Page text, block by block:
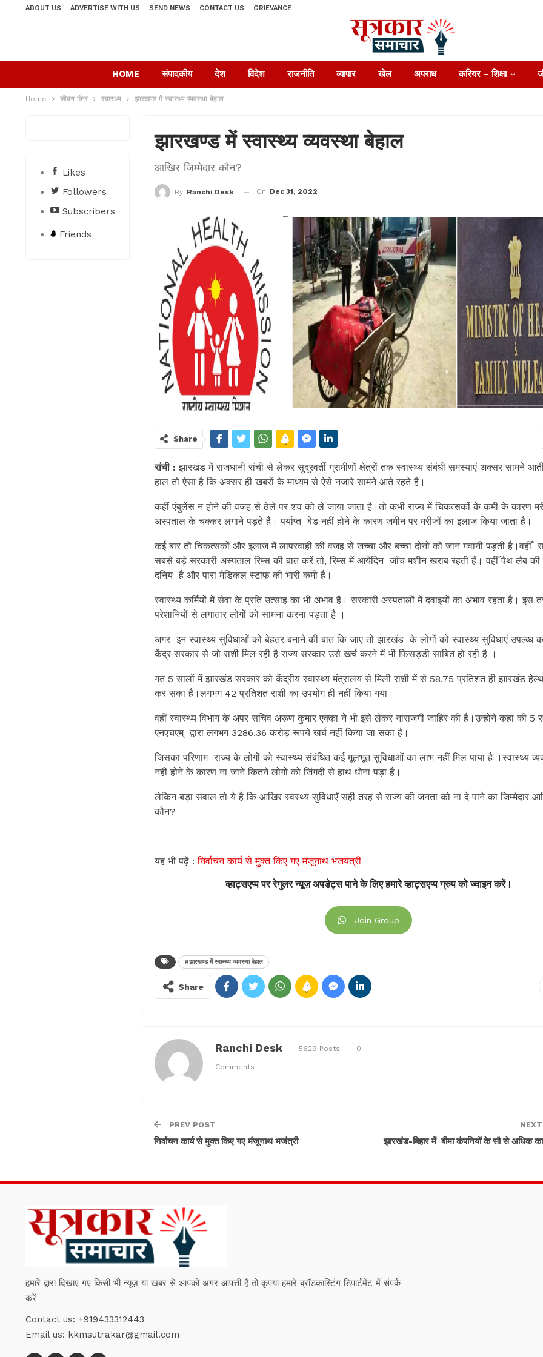
ABOUT US ADVERTISE WITH US SEND NEWS CONTACT US GRIEVANCE
HOME संपादकीय देश विदेश राजनीति व्यापार खेल अपराध करियर – शिक्षा
Home जीवन मंत्र स्वास्थ्य झारखण्ड में स्वास्थ्य व्यवस्था बेहाल
झारखण्ड में स्वास्थ्य व्यवस्था बेहाल
आखिर जिम्मेदार कौन?
By Ranchi Desk On Dec 31, 2022
Share
रांची : झारखंड में राजधानी रांची से लेकर सुदूरवर्ती ग्रामीणों क्षेत्रों तक स्वास्थ्य संबंधी समस्याएं अक्सर सामने
हाल तो ऐसा है कि अक्सर ही खबरों के माध्यम से ऐसे नजारे सामने आते रहते है।
कहीं एंबुलेंस न होने की वजह से ठेले पर शव को ले जाया जाता है।तो कभी राज्य में चिकत्सकों के कमी के कारण
अस्पताल के चक्कर लगाने पड़ते है। पर्याप्त बेड नहीं होने के कारण जमीन पर मरीजों का इलाज किया जाता है।
कई बार तो चिकत्सकों और इलाज में लापरवाही की वजह से जच्चा और बच्चा दोनो को जान गवानी पड़ती है।वहीँ
सबसे बड़े सरकारी अस्पताल रिम्स की बात करें तो, रिम्स में आयेदिन जाँच मशीन खराब रहती हैं। वहीँ पैथ लैब की
दनिय है और पारा मेडिकल स्टाफ की भारी कमी है।
स्वास्थ्य कर्मियों में सेवा के प्रति उत्साह का भी अभाव है। सरकारी अस्पतालों में दवाइयों का अभाव रहता है। इस
परेशानियों से लगातार लोगों को सामना करना पड़ता है ।
अगर इन स्वास्थ्य सुविधाओं को बेहतर बनाने की बात कि जाए तो झारखंड के लोगों को स्वास्थ्य सुविधाएं उपल्ब्ध
केंद्र सरकार से जो राशी मिल रही है राज्य सरकार उसे खर्च करने में भी फिसड्डी साबित हो रही है ।
गत 5 सालों में झारखंड सरकार को केंद्रीय स्वास्थ्य मंत्रालय से मिली राशी में से 58.75 प्रतिशत ही झारखंड
कर सका है।लगभग 42 प्रतिशत राशी का उपयोग ही नहीं किया गया।
वहीं स्वास्थ्य विभाग के अपर सचिव अरूण कुमार एक्का ने भी इसे लेकर नाराजगी जाहिर की है।उन्होने कहा की 5
एनएचएम् द्वारा लगभग 3286.36 करोड़ रूपये खर्च नहीं किया जा सका है।
जिसका परिणाम राज्य के लोगों को स्वास्थ्य संबंधित कई मूलभूत सुविधाओं का लाभ नहीं मिल पाया है ।स्वास्थ्य
नहीं होने के कारण ना जाने कितने लोगों को जिंगदी से हाथ धोना पड़ा है।
लेकिन बड़ा सवाल तो ये है कि आखिर स्वस्थ्य सुविधाएँ सही तरह से राज्य की जनता को ना दे पाने का जिम्मेदार
कौन?
यह भी पढ़ें :निर्वाचन कार्य से मुक्त किए गए मंजूनाथ भजयंत्री
व्हाट्सएप्प पर रेगुलर न्यूज़ अपडेट्स पाने के लिए हमारे व्हाट्सएप्प ग्रुप को ज्वाइन करें।
Join Group
#झारखण्ड में स्वास्थ्य व्यवस्था बेहाल
Share
Ranchi Desk 5629 Posts 0
Comments
PREV POST
निर्वाचन कार्य से मुक्त किए गए मंजूनाथ भजंत्री झारखंड-बिहार में बीमा कंपनियों के सौ से अधिक
Likes
Followers
Subscribers
Friends
हमारे द्वारा दिखाए गए किसी भी न्यूज़ या खबर से आपको अगर आपत्ती है तो कृपया हमारे ब्रॉडकास्टिंग डिपार्टमेंट में संपर्क
करें
Contact us: +919433312443
Email us: kkmsutrakar@gmail.com